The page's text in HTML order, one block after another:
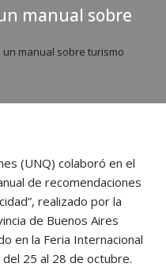
manual sobre
un manual sobre turismo
(UNQ) colaboró en el
de recomendaciones
realizado por la
de Buenos Aires
en la Feria Internacional
25 al 28 de octubre.